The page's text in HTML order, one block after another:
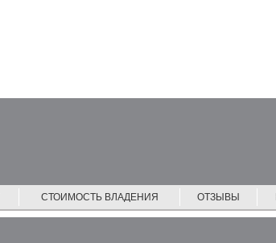
СТОИМОСТЬ ВЛАДЕНИЯ ОТЗЫВЫ